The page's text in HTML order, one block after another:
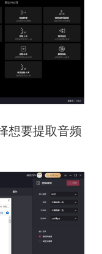
想要提取音频